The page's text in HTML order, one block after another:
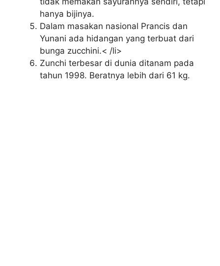
hanya bijinya.
Dalam masakan nasional Prancis dan
Yunani ada hidangan yang terbuat dari
bunga zucchini.< /li>
Zunchi terbesar di dunia ditanam pada
tahun 1998. Beratnya lebih dari 61 kg.